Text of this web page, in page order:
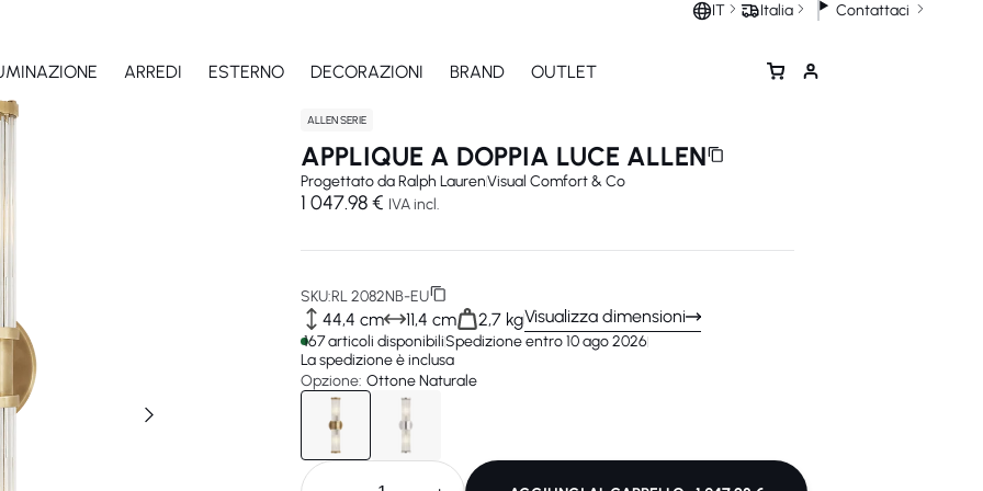
IT Italia Contattaci
ARREDI ESTERNO DECORAZIONI BRAND OUTLET
ALLEN SERIE
APPLIQUE A DOPPIA LUCE ALLEN
Progettato daRalph LaurenVisual Comfort & Co
1 047.98 € IVA incl.
SKU:RL 2082NB-EU
44,4 cm 11,4 cm 2,7 kgVisualizza dimensioni
167 articoli disponibiliSpedizione entro 10 ago 2026
La spedizione è inclusa
Opzione: Ottone Naturale